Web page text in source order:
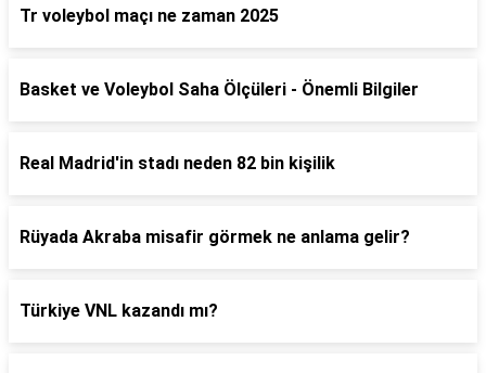
Tr voleybol maçı ne zaman 2025
Basket ve Voleybol Saha Ölçüleri - Önemli Bilgiler
Real Madrid'in stadı neden 82 bin kişilik
Rüyada Akraba misafir görmek ne anlama gelir?
Türkiye VNL kazandı mı?